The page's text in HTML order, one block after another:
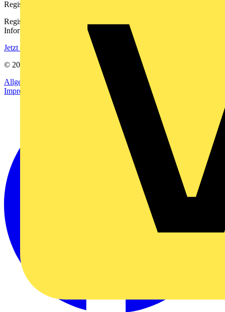
Registrierung
Registrieren Sie sich kostenlos und erhalten Sie stets aktuelle
Informationen aus der Elektroindustrie.
Jetzt registrieren
© 2002-
Allgemeine Geschäftsbedingungen
Datenschutzerklärung
Impressum